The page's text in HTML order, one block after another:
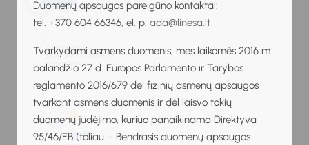
Duomenų apsaugos pareigūno kontaktai:
tel. +370 604 66346, el. p. ada@linesa.lt
Tvarkydami asmens duomenis, mes laikomės 2016 m.
balandžio 27 d. Europos Parlamento ir Tarybos
reglamento 2016/679 dėl fizinių asmenų apsaugos
tvarkant asmens duomenis ir dėl laisvo tokių
duomenų judėjimo, kuriuo panaikinama Direktyva
95/46/EB (toliau – Bendrasis duomenų apsaugos